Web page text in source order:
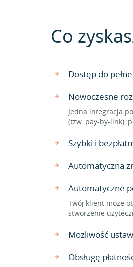
Co
Dostęp do
Nowoczesne
Jedna integracja
(tzw. pay-by-link),
Szybki i
Automatyczna
Automatyczne
Twój klient może
stworzenie
Możliwość
Obsługę